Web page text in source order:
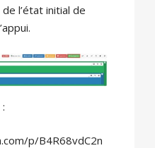
l’état initial de
p/B4R68vdC2n